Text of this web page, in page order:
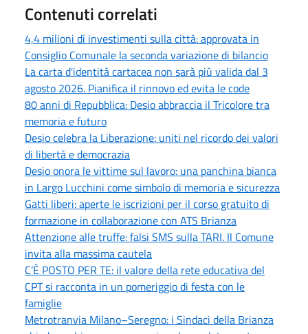
Contenuti correlati
4,4 milioni di investimenti sulla città: approvata in
Consiglio Comunale la seconda variazione di bilancio
La carta d'identità cartacea non sarà più valida dal 3
agosto 2026. Pianifica il rinnovo ed evita le code
80 anni di Repubblica: Desio abbraccia il Tricolore tra
memoria e futuro
Desio celebra la Liberazione: uniti nel ricordo dei valori
di libertà e democrazia
Desio onora le vittime sul lavoro: una panchina bianca
in Largo Lucchini come simbolo di memoria e sicurezza
Gatti liberi: aperte le iscrizioni per il corso gratuito di
formazione in collaborazione con ATS Brianza
Attenzione alle truffe: falsi SMS sulla TARI. Il Comune
invita alla massima cautela
C’È POSTO PER TE: il valore della rete educativa del
CPT si racconta in un pomeriggio di festa con le
famiglie
Metrotranvia Milano–Seregno: i Sindaci della Brianza